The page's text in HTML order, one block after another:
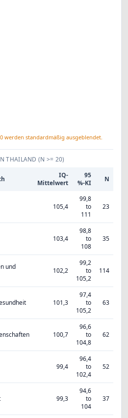
werden standardmäßig ausgeblendet.
THAILAND (N >= 20)
IQ-
Mittelwert
95
%-KI
N
105,4
99,8
to
111
23
103,4
98,8
to
108
35
und
102,2
99,2
to
105,2
114
101,3
97,4
to
105,2
63
100,7
96,6
to
104,8
62
99,4
96,4
to
102,4
52
99,3
94,6
to
104
37